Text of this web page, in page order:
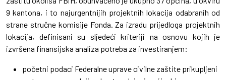
9 kantona, i to najurgentnijih projektnih lokacija odabranih od
strane stručne komisije Fonda. Za izradu prijedloga projektnih
lokacija, definisani su sljedeći kriteriji na osnovu kojih je
izvršena finansijska analiza potreba za investiranjem:
početni podaci Federalne uprave civilne zaštite prikupljeni